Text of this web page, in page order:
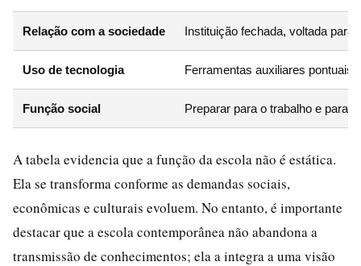
Relação com a sociedade Instituição fechada, voltada para
Uso de tecnologia Ferramentas auxiliares pontuais
Função social Preparar para o trabalho e para
A tabela evidencia que a função da escola não é estática.
Ela se transforma conforme as demandas sociais,
econômicas e culturais evoluem. No entanto, é importante
destacar que a escola contemporânea não abandona a
transmissão de conhecimentos; ela a integra a uma visão